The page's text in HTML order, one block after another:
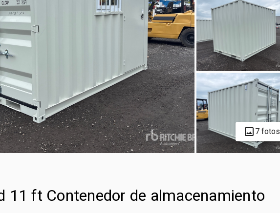
7 fotos
11 ft Contenedor de almacenamiento